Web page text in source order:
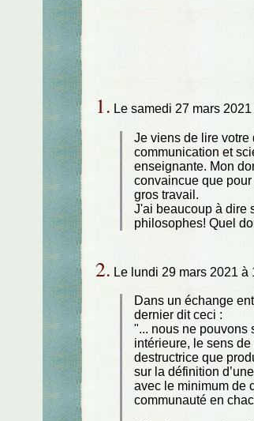
1. Le samedi 27 mars
Je viens de lire
communication et
enseignante. Mon
convaincue que
gros travail.
J'ai beaucoup à dire
philosophes! Quel
2. Le lundi 29 mars 2021 à
Dans un échange
dernier dit ceci :
"... nous ne pouvons
intérieure, le sens
destructrice que
sur la définition
avec le minimum de
communauté en